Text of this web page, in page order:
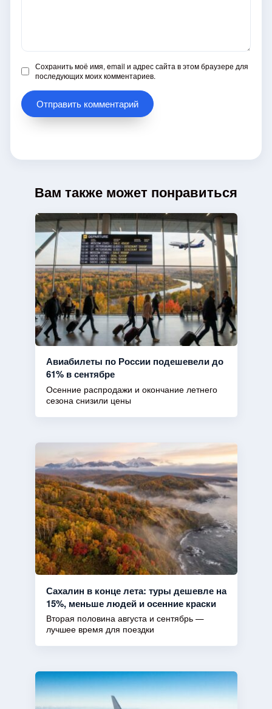
Сохранить моё имя, email и адрес сайта в этом браузере для
последующих моих комментариев.
Вам также может понравиться
Авиабилеты по России подешевели до
61% в сентябре
Осенние распродажи и окончание летнего
сезона снизили цены
Сахалин в конце лета: туры дешевле на
15%, меньше людей и осенние краски
Вторая половина августа и сентябрь —
лучшее время для поездки